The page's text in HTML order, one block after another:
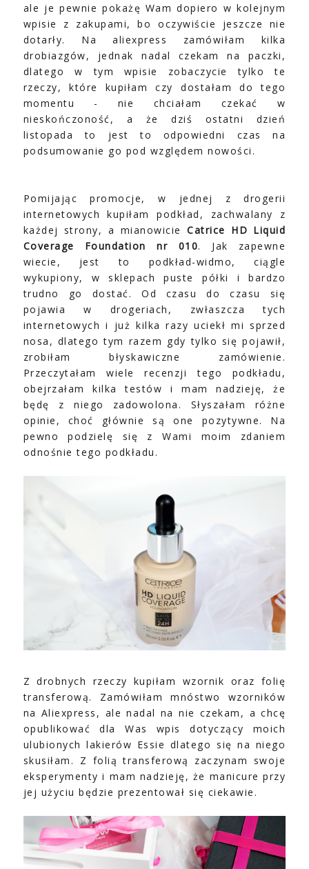
ale je pewnie pokażę Wam dopiero w kolejnym
wpisie z zakupami, bo oczywiście jeszcze nie
dotarły. Na aliexpress zamówiłam kilka
drobiazgów, jednak nadal czekam na paczki,
dlatego w tym wpisie zobaczycie tylko te
rzeczy, które kupiłam czy dostałam do tego
momentu - nie chciałam czekać w
nieskończoność, a że dziś ostatni dzień
listopada to jest to odpowiedni czas na
podsumowanie go pod względem nowości.
Pomijając promocje, w jednej z drogerii
internetowych kupiłam podkład, zachwalany z
każdej strony, a mianowicieCatrice HD Liquid
Coverage Foundation nr 010. Jak zapewne
wiecie, jest to podkład-widmo, ciągle
wykupiony, w sklepach puste półki i bardzo
trudno go dostać. Od czasu do czasu się
pojawia w drogeriach, zwłaszcza tych
internetowych i już kilka razy uciekł mi sprzed
nosa, dlatego tym razem gdy tylko się pojawił,
zrobiłam błyskawiczne zamówienie.
Przeczytałam wiele recenzji tego podkładu,
obejrzałam kilka testów i mam nadzieję, że
będę z niego zadowolona. Słyszałam różne
opinie, choć głównie są one pozytywne. Na
pewno podzielę się z Wami moim zdaniem
odnośnie tego podkładu.
Z drobnych rzeczy kupiłam wzornik oraz folię
transferową. Zamówiłam mnóstwo wzorników
na Aliexpress, ale nadal na nie czekam, a chcę
opublikować dla Was wpis dotyczący moich
ulubionych lakierów Essie dlatego się na niego
skusiłam. Z folią transferową zaczynam swoje
eksperymenty i mam nadzieję, że manicure przy
jej użyciu będzie prezentował się ciekawie.